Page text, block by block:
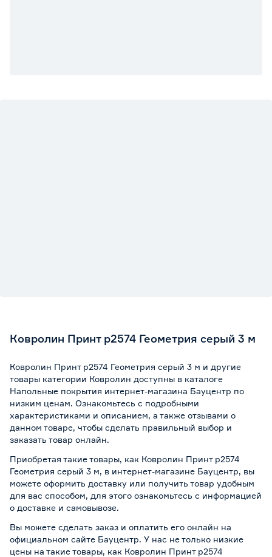
Ковролин Принт р2574 Геометрия серый 3 м
Ковролин Принт р2574 Геометрия серый 3 м и другие
товары категории Ковролин доступны в каталоге
Напольные покрытия интернет-магазина Бауцентр по
низким ценам. Ознакомьтесь с подробными
характеристиками и описанием, а также отзывами о
данном товаре, чтобы сделать правильный выбор и
заказать товар онлайн.
Приобретая такие товары, как Ковролин Принт р2574
Геометрия серый 3 м, в интернет-магазине Бауцентр, вы
можете оформить доставку или получить товар удобным
для вас способом, для этого ознакомьтесь с информацией
о доставке и самовывозе.
Вы можете сделать заказ и оплатить его онлайн на
официальном сайте Бауцентр. У нас не только низкие
цены на такие товары, как Ковролин Принт р2574